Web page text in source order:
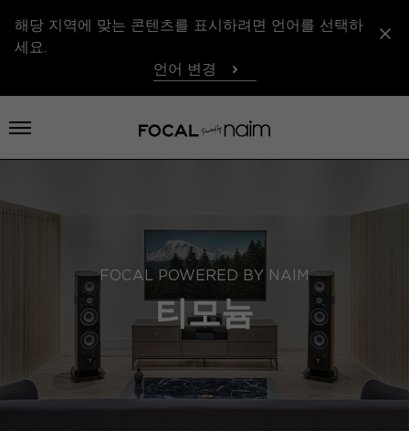
해당 지역에 맞는 콘텐츠를 표시하려면 언어를 선택하
세요.
언어 변경
메뉴 열기
FOCAL POWERED BY NAIM
티모늄